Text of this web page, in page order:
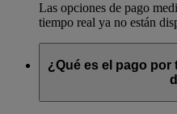
Las opciones de pago
tiempo real ya no están
¿Qué es el pago